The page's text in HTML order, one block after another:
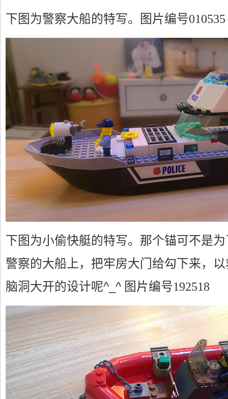
下图为警察大船的特写。 图片编号010535
下图为小偷快艇的特写。那个锚可不是
警察的大船上，把牢房大门给勾下来，
脑洞大开的设计呢^_^ 图片编号192518